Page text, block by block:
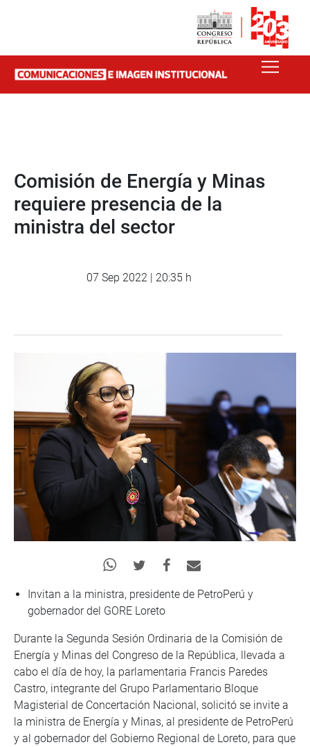
Comisión de Energía y Minas
requiere presencia de la
ministra del sector
07 Sep 2022 | 20:35 h
Invitan a la ministra, presidente de PetroPerú y
gobernador del GORE Loreto
Durante la Segunda Sesión Ordinaria de la Comisión de
Energía y Minas del Congreso de la República, llevada a
cabo el día de hoy, la parlamentaria Francis Paredes
Castro, integrante del Grupo Parlamentario Bloque
Magisterial de Concertación Nacional, solicitó se invite a
la ministra de Energía y Minas, al presidente de PetroPerú
y al gobernador del Gobierno Regional de Loreto, para que